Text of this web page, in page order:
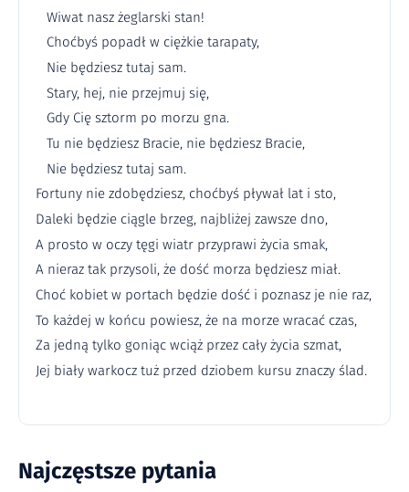
Wiwat nasz żeglarski stan!
Choćbyś popadł w ciężkie tarapaty,
Nie będziesz tutaj sam.
Stary, hej, nie przejmuj się,
Gdy Cię sztorm po morzu gna.
Tu nie będziesz Bracie, nie będziesz Bracie,
Nie będziesz tutaj sam.
Fortuny nie zdobędziesz, choćbyś pływał lat i sto,
Daleki będzie ciągle brzeg, najbliżej zawsze dno,
A prosto w oczy tęgi wiatr przyprawi życia smak,
A nieraz tak przysoli, że dość morza będziesz miał.
Choć kobiet w portach będzie dość i poznasz je nie raz,
To każdej w końcu powiesz, że na morze wracać czas,
Za jedną tylko goniąc wciąż przez cały życia szmat,
Jej biały warkocz tuż przed dziobem kursu znaczy ślad.
Najczęstsze pytania